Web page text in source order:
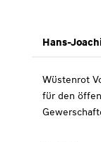
Hans-
Wüstenrot
für den